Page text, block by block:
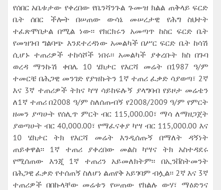
የሰበር አቤቱታው የቀረበው የቤንሻንጉል ጉሙዝ ክልል ጠቅላይ ፍርድ
ቤት ሰበር ችሎት በሠጠው ውሳኔ መሠረታዊ የሕግ ስህተት
ተፈጽሞበታል በሚል ነው፡፡ የክርክሩን አመጣጥ ከስር ፍርድ ቤት
የመዝገብ ግልባጭ እንደተረዳነው አመልካች በሥር ፍርድ ቤት ከሳሽ
ሲሆኑ ተጠሪዎች ተከሳሾች ነበሩ፡፡ አመልካች ያቀረቡት ክስ በጉባ
ወረዳ ማንኩሽ ቀበሌ 10 ሄክታር የእርሻ መሬት በ1987 ዓ/ም
ተመርቼ በሕጋዊ መንገድ የያዝኩትን 1ኛ ተጠሪ ፈቃድ ሳያወጣ፣ 2ኛ
እና 3ኛ ተጠሪዎች ትክና ካሣ ሳይከፍሉኝ ያላግባብ የይዞታ መሬቴን
ለ1ኛ ተጠሪ በ2008 ዓ/ም ስለሰጡብኝ የ2008/2009 ዓ/ም የምርት
ዘመን ያጣሁት የሰሊጥ ምርት ብር 115,000.00፣ ማሳ ለማዘጋጀት
ያወጣሁት ብር 40,000.00፣ የማፈናቀያ ካሣ ብር 115,000.00 እና
10 ሄክታር ትክ የእርሻ መሬት እንዲሰጡኝ በማለት ዳኝነት
ጠይቀዋል፡፡ 1ኛ ተጠሪ ያቀረበው መልስ ካሣና ትክ አስተዳደሩ
የሚሰጠው እንጂ 1ኛ ተጠሪን አይመለክትም፡፡ በኢንቨስትመንት
በሕጋዊ ፈቃድ የተሰጠኝ ስለሆነ ልጠየቅ አይገባም ብሏል፡፡ 2ኛ እና 3ኛ
ተጠሪዎች በበኩላቸው መሬቱን የሠጠው የክልሉ ውሃ፣ ማዕድንና